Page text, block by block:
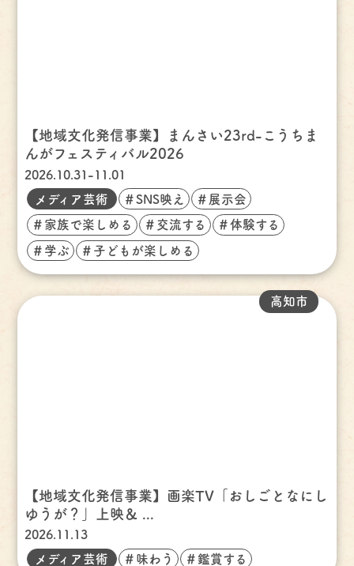
【地域文化発信事業】まんさい23rd-こうちま
んがフェスティバル2026
2026.10.31-11.01
メディア芸術 ＃SNS映え ＃展示会
＃家族で楽しめる ＃交流する ＃体験する
＃学ぶ ＃子どもが楽しめる
【地域文化発信事業】画楽TV「おしごとなにし
ゆうが？」上映＆ ...
2026.11.13
高知市
メディア芸術 ＃味わう ＃鑑賞する